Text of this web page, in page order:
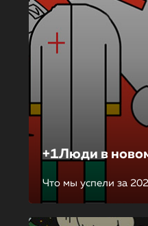
+1Люди в
Что мы успели за